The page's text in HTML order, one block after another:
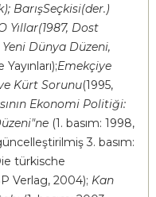
BarışSeçkisi(der.)
Yıllar(1987, Dost
Dünya Düzeni,
Emekçiye
Kürt Sorunu(1995,
Ekonomi Politiği:
(1. basım: 1998,
3. basım:
türkische
Verlag, 2004); Kan